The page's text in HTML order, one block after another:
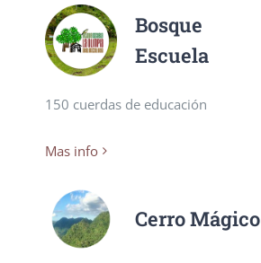
Bosque
Escuela
150 cuerdas de educación
Mas info
Cerro Mágico